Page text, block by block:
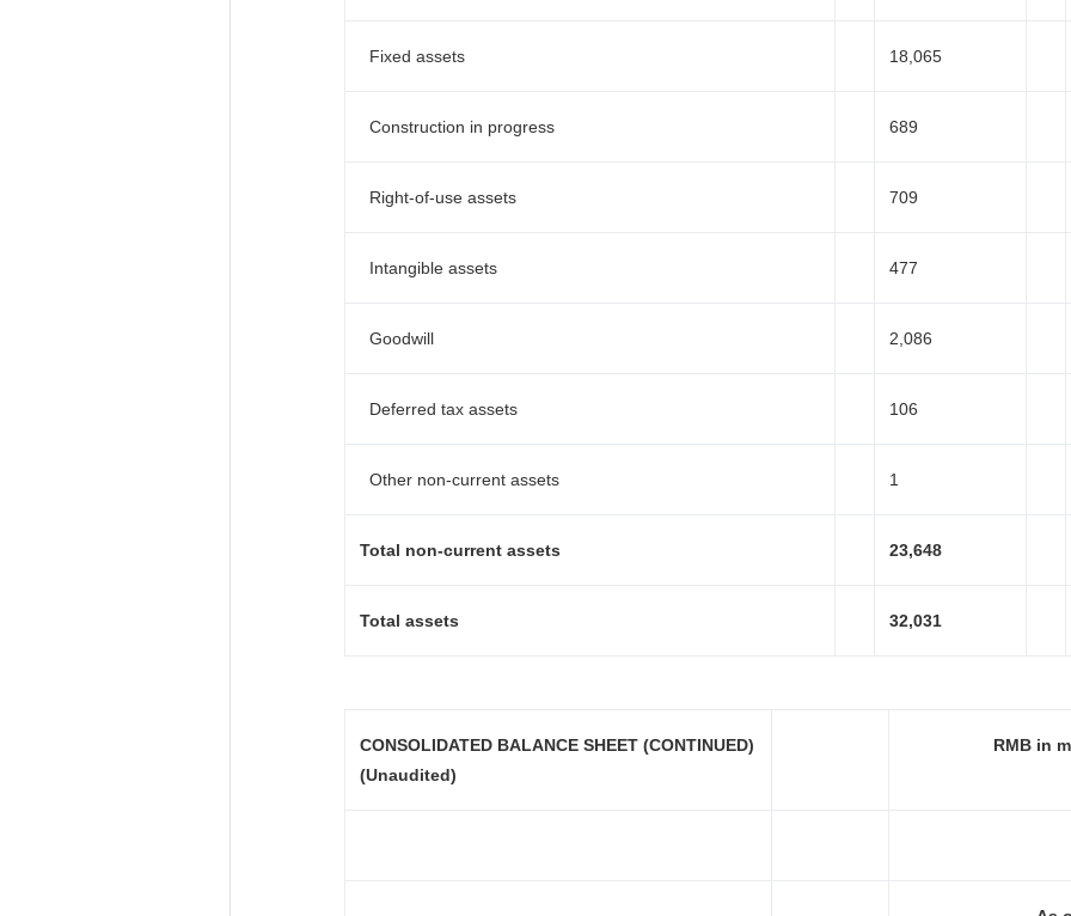
Fixed assets 18,065
Construction in progress 689
Right-of-use assets 709
Intangible assets 477
Goodwill 2,086
Deferred tax assets 106
Other non-current assets 1
Total non-current assets 23,648
Total assets 32,031
CONSOLIDATED BALANCE SHEET (CONTINUED)
(Unaudited)
RMB in